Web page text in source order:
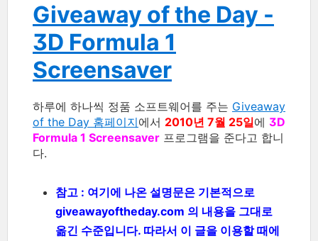
Giveaway of the Day -
3D Formula 1
Screensaver
하루에 하나씩 정품 소프트웨어를 주는 Giveaway
of the Day 홈페이지에서 2010년 7월 25일에 3D
Formula 1 Screensaver 프로그램을 준다고 합니
다.
참고 : 여기에 나온 설명문은 기본적으로
giveawayoftheday.com 의 내용을 그대로
옮긴 수준입니다. 따라서 이 글을 이용할 때에